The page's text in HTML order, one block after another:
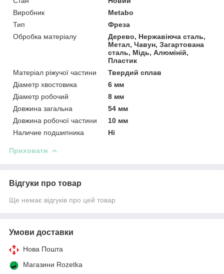
Виробник
Metabo
Тип
Фреза
Обробка матеріалу
Дерево, Нержавіюча сталь,
Метал, Чавун, Загартована
сталь, Мідь, Алюміній,
Пластик
Матеріал ріжучої частини
Твердий сплав
Діаметр хвостовика
6 мм
Діаметр робочий
8 мм
Довжина загальна
54 мм
Довжина робочої частини
10 мм
Наличие подшипника
Ні
Приховати
Відгуки про товар
Ще немає відгуків про цей товар
Умови доставки
Нова Пошта
Магазини Rozetka